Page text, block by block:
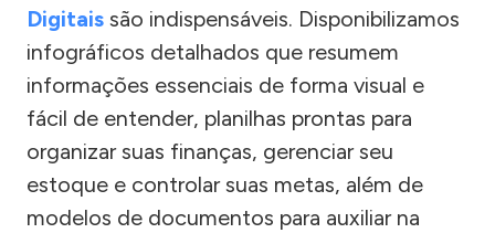
Digitais são indispensáveis. Disponibilizamos
infográficos detalhados que resumem
informações essenciais de forma visual e
fácil de entender, planilhas prontas para
organizar suas finanças, gerenciar seu
estoque e controlar suas metas, além de
modelos de documentos para auxiliar na